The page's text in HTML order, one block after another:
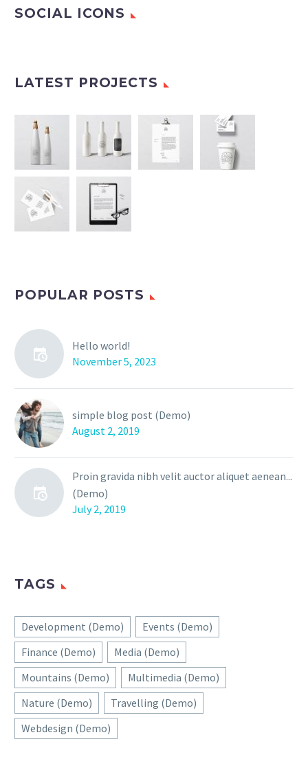
SOCIAL ICONS
LATEST PROJECTS
POPULAR POSTS
Hello world!
November 5, 2023
simple blog post (Demo)
August 2, 2019
Proin gravida nibh velit auctor aliquet aenean...
(Demo)
July 2, 2019
TAGS
Development (Demo)
Events (Demo)
Finance (Demo)
Media (Demo)
Mountains (Demo)
Multimedia (Demo)
Nature (Demo)
Travelling (Demo)
Webdesign (Demo)